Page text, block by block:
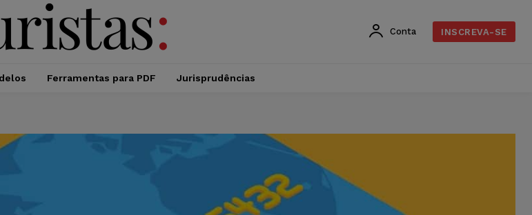
Conta INSCREVA-SE
Ferramentas para PDF Jurisprudências